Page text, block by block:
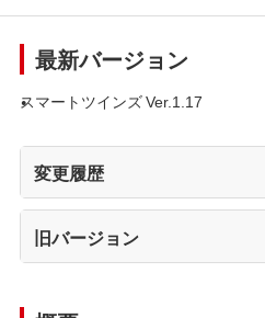
最新バージョン
スマートツインズ Ver.1.17
変更履歴
旧バージョン